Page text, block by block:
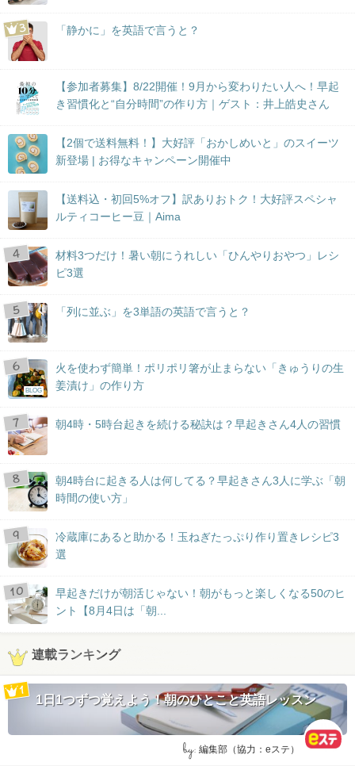
「静かに」を英語で言うと？
【参加者募集】8/22開催！9月から変わりたい人へ！早起
き習慣化と“自分時間”の作り方｜ゲスト：井上皓史さん
【2個で送料無料！】大好評「おかしめいと」のスイーツ
新登場 | お得なキャンペーン開催中
【送料込・初回5%オフ】訳ありおトク！大好評スペシャ
ルティコーヒー豆｜Aima
材料3つだけ！暑い朝にうれしい「ひんやりおやつ」レシ
ピ3選
「列に並ぶ」を3単語の英語で言うと？
BLOG
火を使わず簡単！ポリポリ箸が止まらない「きゅうりの生
姜漬け」の作り方
朝4時・5時台起きを続ける秘訣は？早起きさん4人の習慣
朝4時台に起きる人は何してる？早起きさん3人に学ぶ「朝
時間の使い方」
冷蔵庫にあると助かる！玉ねぎたっぷり作り置きレシピ3
選
早起きだけが朝活じゃない！朝がもっと楽しくなる50のヒ
ント【8月4日は「朝...
連載ランキング
1日1つずつ覚えよう！朝のひとこと英語レッスン
by: 編集部（協力：eステ）